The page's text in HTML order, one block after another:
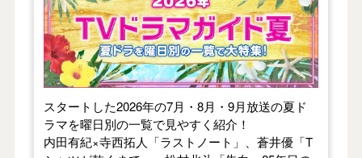
スタートした2026年の7月・8月・9月放送の夏ド
ラマを曜日別の一覧で見やすく紹介！
内田有紀×寺西拓人「ラストノート」、蒼井優「T